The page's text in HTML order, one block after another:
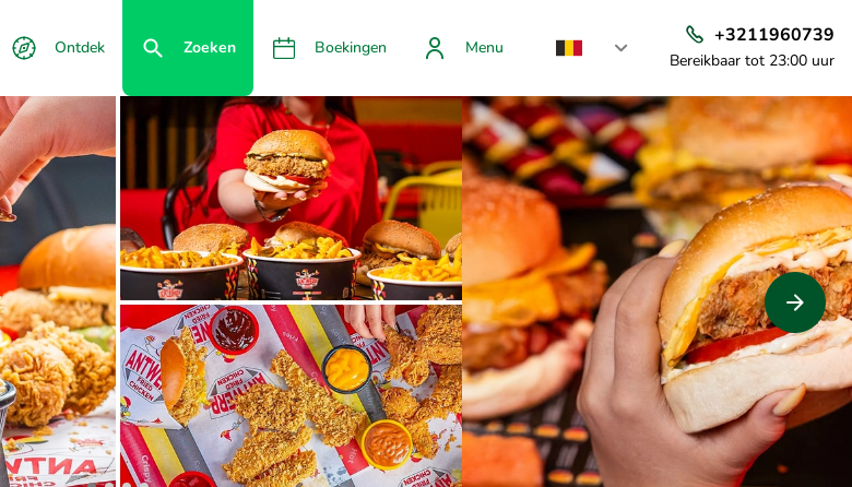
Ontdek Zoeken Boekingen Menu
+3211960739
Bereikbaar tot 23:00 uur